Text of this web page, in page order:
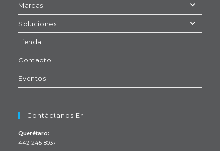
Marcas
Soluciones
Tienda
Contacto
Eventos
Contáctanos En
Querétaro:
442-245-8037